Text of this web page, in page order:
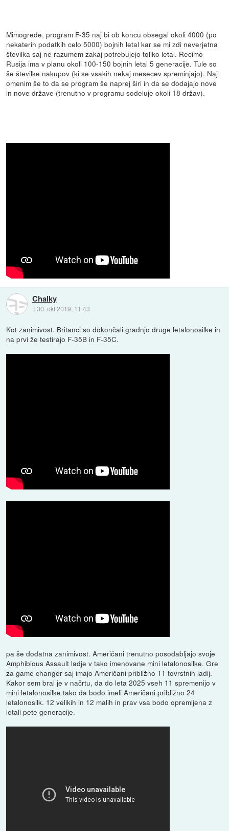
Mimogrede, program F-35 naj bi ob koncu obsegal okoli 4000 (po
nekaterih podatkih celo 5000) bojnih letal kar se mi zdi neverjetna
številka saj ne razumem zakaj potrebujejo toliko letal. Recimo
Rusija ima v planu okoli 100-150 bojnih letal 5 generacije. Tule so
še številke nakupov (ki se vsakih nekaj mesecev spreminjajo). Naj
omenim še to da se program še naprej širi in da se dodajajo nove
in nove države (trenutno v programu sodeluje okoli 18 držav).
Chalky
::30. okt 2019, 11:43
Kot zanimivost. Britanci so dokončali gradnjo druge letalonosilke in
na prvi že testirajo F-35B in F-35C.
pa še dodatna zanimivost. Američani trenutno posodabljajo svoje
Amphibious Assault ladje v tako imenovane mini letalonosilke. Gre
za game changer saj imajo Američani približno 11 tovrstnih ladij.
Kakor sem bral je v načrtu, da do leta 2025 vseh 11 spremenijo v
mini letalonosilke tako da bodo imeli Američani približno 24
letalonosilk. 12 velikih in 12 malih in prav vsa bodo opremljena z
letali pete generacije.